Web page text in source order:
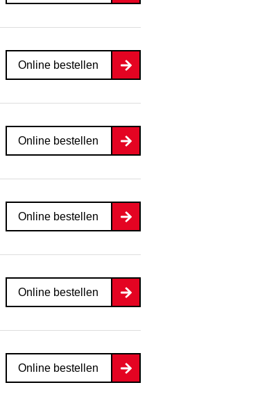
Online bestellen
Online bestellen
Online bestellen
Online bestellen
Online bestellen